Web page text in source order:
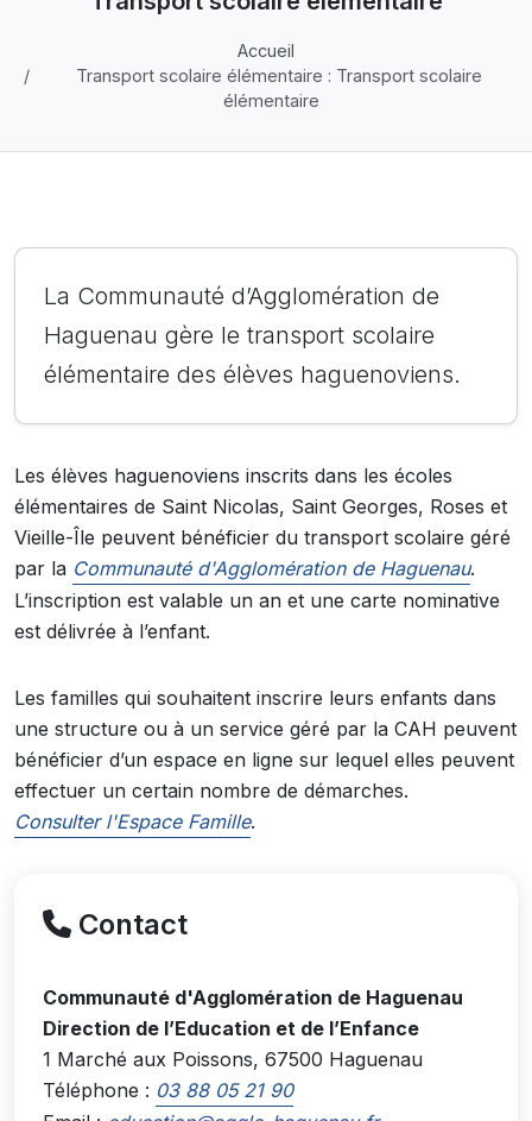
Accueil
Transport scolaire élémentaire : Transport scolaire
élémentaire
La Communauté d’Agglomération de
Haguenau gère le transport scolaire
élémentaire des élèves haguenoviens.
Les élèves haguenoviens inscrits dans les écoles
élémentaires de Saint Nicolas, Saint Georges, Roses et
Vieille-Île peuvent bénéficier du transport scolaire géré
par la Communauté d'Agglomération de Haguenau.
L’inscription est valable un an et une carte nominative
est délivrée à l’enfant.
Les familles qui souhaitent inscrire leurs enfants dans
une structure ou à un service géré par la CAH peuvent
bénéficier d’un espace en ligne sur lequel elles peuvent
effectuer un certain nombre de démarches.
Consulter l'Espace Famille.
Contact
Communauté d'Agglomération de Haguenau
Direction de l’Education et de l’Enfance
1 Marché aux Poissons, 67500 Haguenau
Téléphone : 03 88 05 21 90